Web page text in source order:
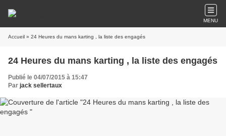
MENU
Accueil » 24 Heures du mans karting , la liste des engagés
24 Heures du mans karting , la liste des engagés
Publié le 04/07/2015 à 15:47
Par jack sellertaux